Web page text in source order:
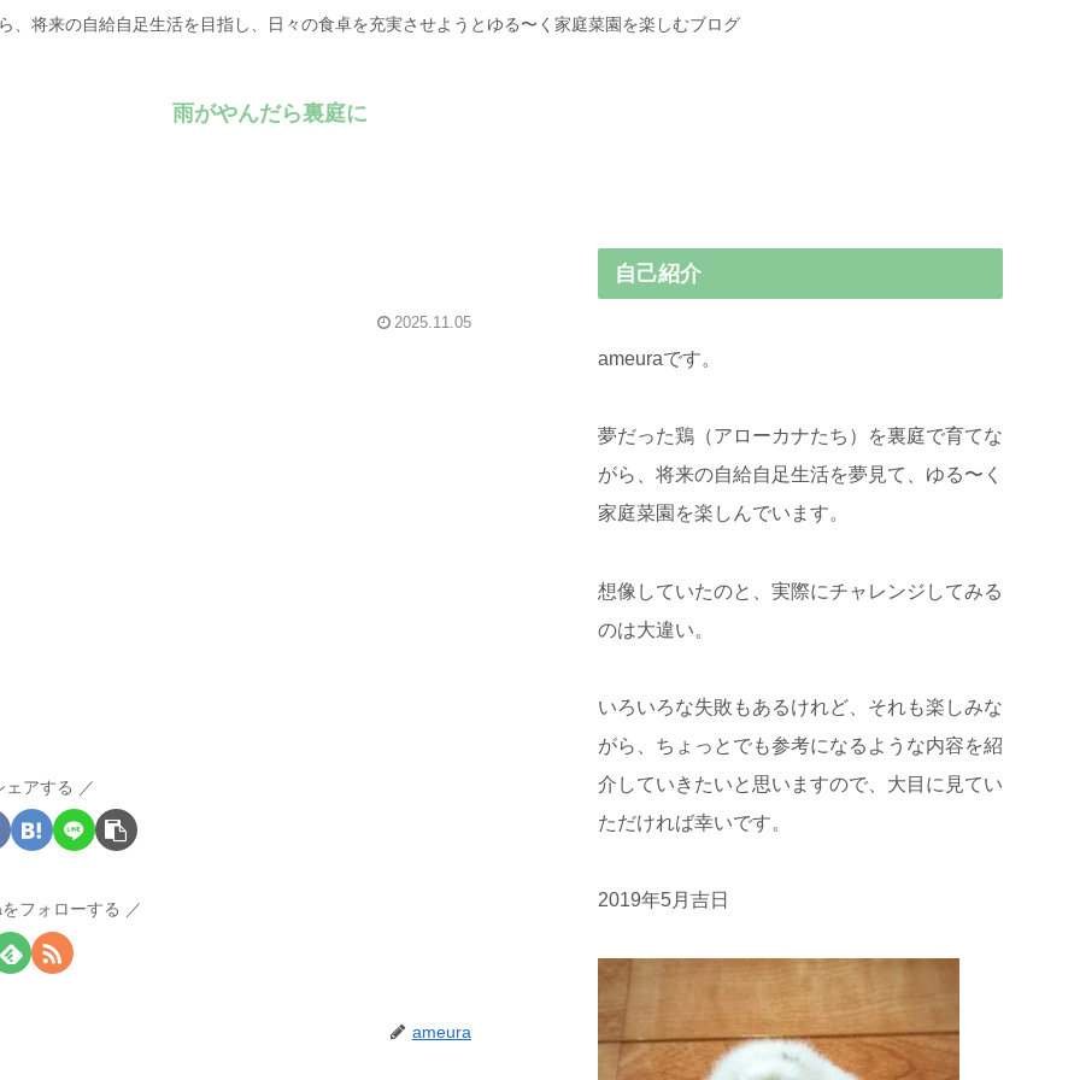
、将来の自給自足生活を目指し、日々の食卓を充実させようとゆる〜く家庭菜園を楽しむブログ
雨がやんだら裏庭に
2025.11.05
ェアする
フォローする
ameura
自己紹介
ameuraです。
夢だった鶏（アローカナたち）を裏庭で育てな
がら、将来の自給自足生活を夢見て、ゆる〜く
家庭菜園を楽しんでいます。
想像していたのと、実際にチャレンジしてみる
のは大違い。
いろいろな失敗もあるけれど、それも楽しみな
がら、ちょっとでも参考になるような内容を紹
介していきたいと思いますので、大目に見てい
ただければ幸いです。
2019年5月吉日